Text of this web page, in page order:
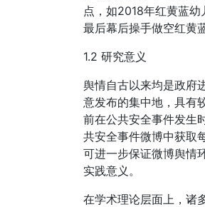
点，如2018年红黄蓝
最后幕后操手做空红黄
1.2 研究意义
舆情自古以来均是政府
意发布的集中地，具有
前在公共安全事件发生
共安全事件微博中获取
可进一步保证微博舆情
实践意义。
在学术理论层面上，诸